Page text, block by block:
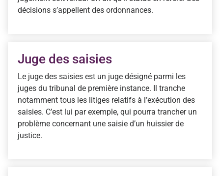
décisions s’appellent des ordonnances.
Juge des saisies
Le juge des saisies est un juge désigné parmi les
juges du tribunal de première instance. Il tranche
notamment tous les litiges relatifs à l’exécution des
saisies. C’est lui par exemple, qui pourra trancher un
problème concernant une saisie d’un huissier de
justice.